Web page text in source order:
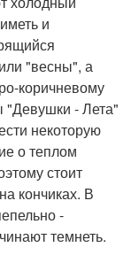
и
"весны", а
коричневому
"Девушки - Лета"
некоторую
о теплом
стоит
кончиках. В
-
темнеть.